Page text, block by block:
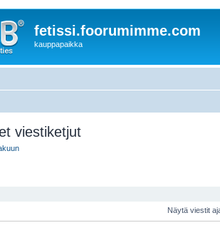
fetissi.foorumimme.com
kauppapaikka
viestiketjut
Näytä viestit